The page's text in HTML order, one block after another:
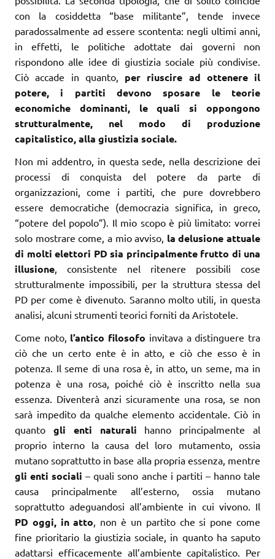
con la cosiddetta “base militante”, tende invece
paradossalmente ad essere scontenta: negli ultimi anni,
in effetti, le politiche adottate dai governi non
rispondono alle idee di giustizia sociale più condivise.
Ciò accade in quanto, per riuscire ad ottenere il
potere, i partiti devono sposare le teorie
economiche dominanti, le quali si oppongono
strutturalmente, nel modo di produzione
capitalistico, alla giustizia sociale.
Non mi addentro, in questa sede, nella descrizione dei
processi di conquista del potere da parte di
organizzazioni, come i partiti, che pure dovrebbero
essere democratiche (democrazia significa, in greco,
“potere del popolo”). Il mio scopo è più limitato: vorrei
solo mostrare come, a mio avviso, la delusione attuale
di molti elettori PD sia principalmente frutto di una
illusione , consistente nel ritenere possibili cose
strutturalmente impossibili, per la struttura stessa del
PD per come è divenuto. Saranno molto utili, in questa
analisi, alcuni strumenti teorici forniti da Aristotele.
Come noto, l’antico filosofo invitava a distinguere tra
ciò che un certo ente è in atto, e ciò che esso è in
potenza. Il seme di una rosa è, in atto, un seme, ma in
potenza è una rosa, poiché ciò è inscritto nella sua
essenza. Diventerà anzi sicuramente una rosa, se non
sarà impedito da qualche elemento accidentale. Ciò in
quanto gli enti naturali hanno principalmente al
proprio interno la causa del loro mutamento, ossia
mutano soprattutto in base alla propria essenza, mentre
gli enti sociali – quali sono anche i partiti – hanno tale
causa principalmente all’esterno, ossia mutano
soprattutto adeguandosi all’ambiente in cui vivono. Il
PD oggi, in atto , non è un partito che si pone come
fine prioritario la giustizia sociale, in quanto ha saputo
adattarsi efficacemente all’ambiente capitalistico. Per